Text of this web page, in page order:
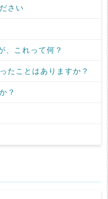
さい
、これって何？
たことはありますか？
？